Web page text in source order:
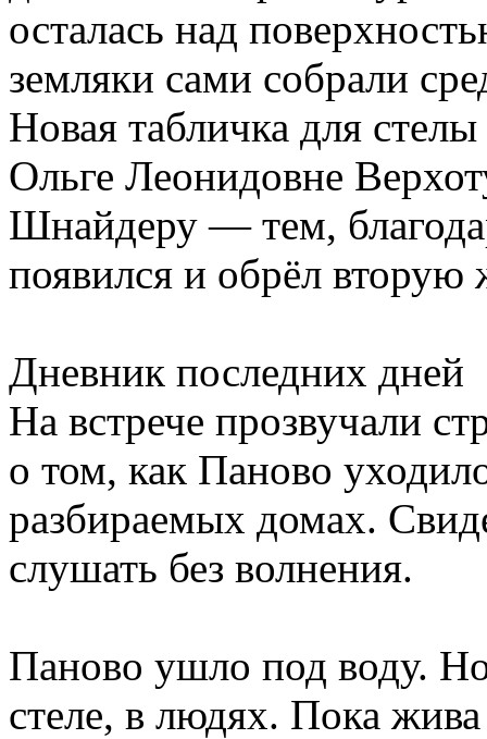
осталась над
земляки сами собрали
Новая табличка для
Ольге Леонидовне
Шнайдеру — тем,
появился и обрёл вторую
Дневник последних дней
На встрече прозвучали
о том, как Паново
разбираемых домах.
слушать без волнения.
Паново ушло под воду.
стеле, в людях. Пока